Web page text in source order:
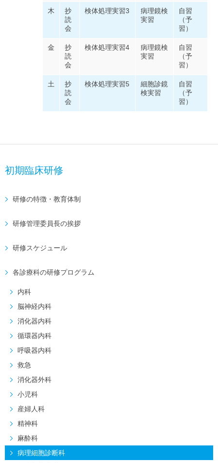
木
抄
読
会
検体処理実習3
病理鏡検
実習
自習
（予
習）
金
抄
読
会
検体処理実習4
病理鏡検
実習
自習
（予
習）
土
抄
読
会
検体処理実習5
細胞診鏡
検実習
自習
（予
習）
初期臨床研修
研修の特徴・教育体制
研修管理委員長の挨拶
研修スケジュール
各診療科の研修プログラム
内科
脳神経内科
消化器内科
循環器内科
呼吸器内科
救急
消化器外科
小児科
産婦人科
精神科
麻酔科
病理細胞診断科